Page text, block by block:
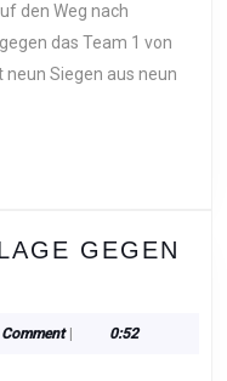
DOUBLE
20
das Team 1 von
Siegen aus neun
GEGEN
0:52